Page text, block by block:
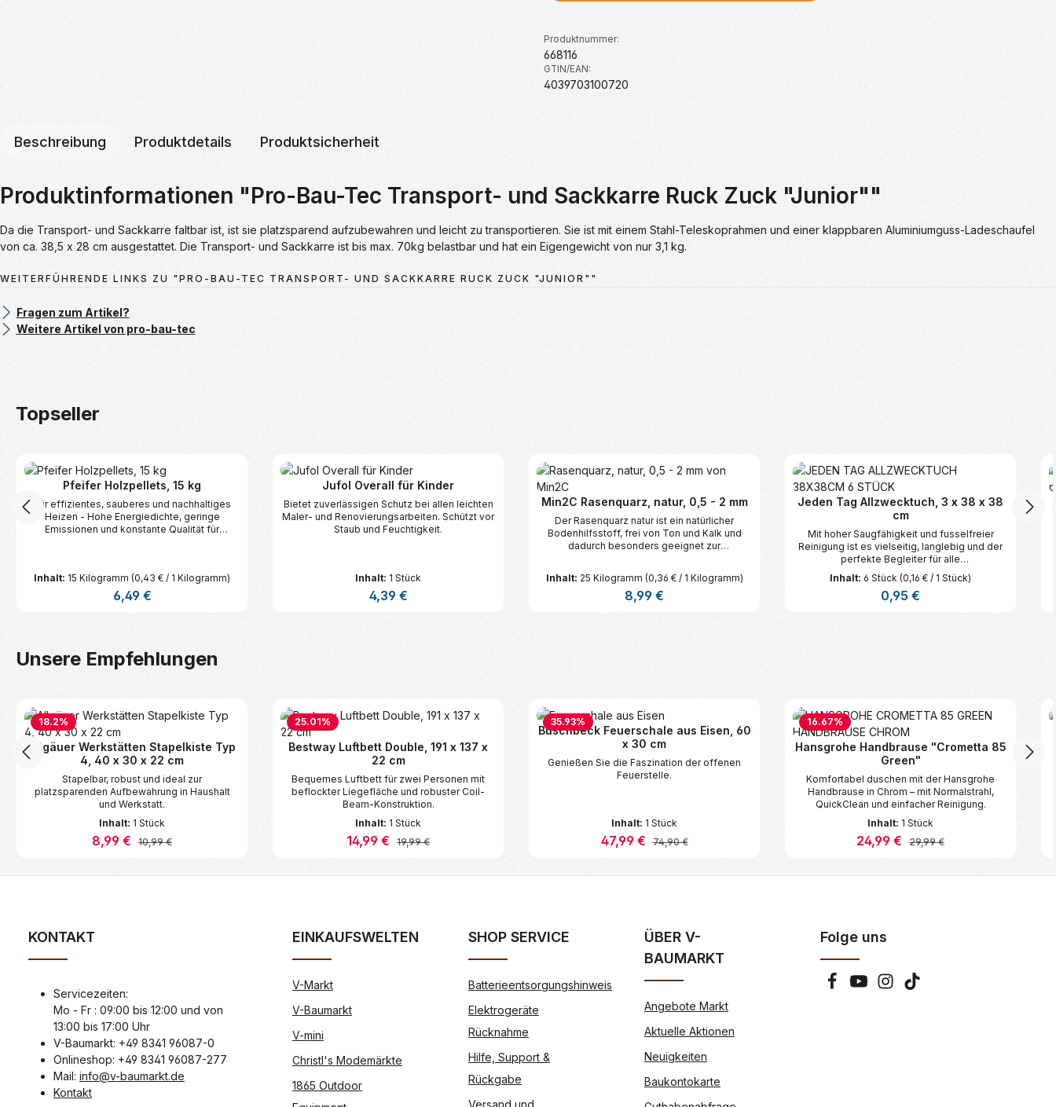
Produktnummer:
668116
GTIN/EAN:
4039703100720
Beschreibung Produktdetails Produktsicherheit
Produktinformationen "Pro-Bau-Tec Transport- und Sackkarre Ruck Zuck "Junior""
Da die Transport- und Sackkarre faltbar ist, ist sie platzsparend aufzubewahren und leicht zu transportieren. Sie ist mit einem Stahl-Teleskoprahmen und einer klappbaren Aluminiumguss-Ladeschaufel
von ca. 38,5 x 28 cm ausgestattet. Die Transport- und Sackkarre ist bis max. 70kg belastbar und hat ein Eigengewicht von nur 3,1 kg.
WEITERFÜHRENDE LINKS ZU "PRO-BAU-TEC TRANSPORT- UND SACKKARRE RUCK ZUCK "JUNIOR""
Fragen zum Artikel?
Weitere Artikel von pro-bau-tec
Produktgalerie überspringen
Topseller
Pfeifer Holzpellets, 15 kg
Für effizientes, sauberes und nachhaltiges
Heizen - Hohe Energiedichte, geringe
Emissionen und konstante Qualität für
Inhalt: 15 Kilogramm (0,43 € / 1 Kilogramm)
Regulärer Preis:
6,49 €
Jufol Overall für Kinder
Bietet zuverlässigen Schutz bei allen leichten
Maler- und Renovierungsarbeiten. Schützt vor
Staub und Feuchtigkeit.
Inhalt: 1 Stück
Regulärer Preis:
4,39 €
Min2C Rasenquarz, natur, 0,5 - 2 mm
Der Rasenquarz natur ist ein natürlicher
Bodenhilfsstoff, frei von Ton und Kalk und
dadurch besonders geeignet zur
Inhalt: 25 Kilogramm (0,36 € / 1 Kilogramm)
Regulärer Preis:
8,99 €
Jeden Tag Allzwecktuch, 3 x 38 x 38
cm
Mit hoher Saugfähigkeit und fusselfreier
Reinigung ist es vielseitig, langlebig und der
perfekte Begleiter für alle
Reinigungsaufgaben.
Inhalt: 6 Stück (0,16 € / 1 Stück)
Regulärer Preis:
0,95 €
Produktgalerie überspringen
Unsere Empfehlungen
18.2%
Allgäuer Werkstätten Stapelkiste Typ
4, 40 x 30 x 22 cm
Stapelbar, robust und ideal zur
platzsparenden Aufbewahrung in Haushalt
und Werkstatt.
Inhalt: 1 Stück
Verkaufspreis:
8,99 € Regulärer Preis:
10,99 €
25.01%
Bestway Luftbett Double, 191 x 137 x
22 cm
Bequemes Luftbett für zwei Personen mit
beflockter Liegefläche und robuster Coil-
Beam-Konstruktion.
Inhalt: 1 Stück
Verkaufspreis:
14,99 € Regulärer Preis:
19,99 €
35.93%
Buschbeck Feuerschale aus Eisen, 60
x 30 cm
Genießen Sie die Faszination der offenen
Feuerstelle.
Inhalt: 1 Stück
Verkaufspreis:
47,99 € Regulärer Preis:
74,90 €
16.67%
Hansgrohe Handbrause "Crometta 85
Green"
Komfortabel duschen mit der Hansgrohe
Handbrause in Chrom – mit Normalstrahl,
QuickClean und einfacher Reinigung.
Inhalt: 1 Stück
Verkaufspreis:
24,99 € Regulärer Preis:
29,99 €
KONTAKT
Servicezeiten:
Mo - Fr : 09:00 bis 12:00 und von
13:00 bis 17:00 Uhr
V-Baumarkt: +49 8341 96087-0
Onlineshop: +49 8341 96087-277
Mail: info@v-baumarkt.de
Kontakt
EINKAUFSWELTEN
V-Markt
V-Baumarkt
V-mini
Christl's Modemärkte
1865 Outdoor
SHOP SERVICE
Batterieentsorgungshinweis
Elektrogeräte
Rücknahme
Hilfe, Support &
Rückgabe
Versand und
ÜBER V-
BAUMARKT
Angebote Markt
Aktuelle Aktionen
Neuigkeiten
Baukontokarte
Folge uns